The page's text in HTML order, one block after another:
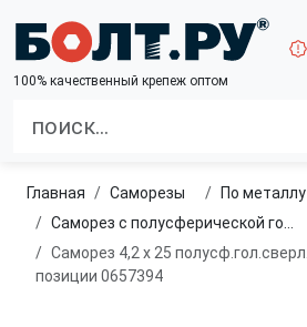
100% качественный крепеж оптом
Главная саморезы
по металлу
Саморез с полусферической головкой и сверлом
Саморез 4,2 х 25 полусф.гол.сверл. DIN 7504 M A2 код
позиции 0657394